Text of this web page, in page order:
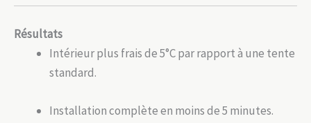
Résultats
Intérieur plus frais de 5°C par rapport à une tente
standard.
Installation complète en moins de 5 minutes.